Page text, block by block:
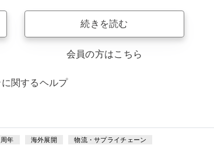
続きを読む
会員の方はこちら
に関するヘルプ
周年 海外展開 物流・サプライチェーン